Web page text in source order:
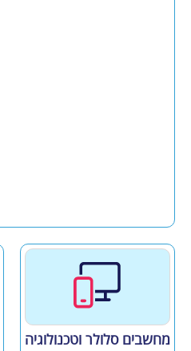
מחשבים סלולר וטכנולוגיה